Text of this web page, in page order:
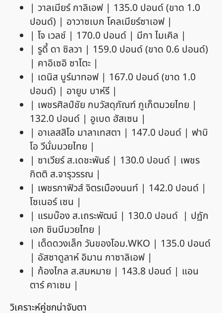
| วาลเมียร์ กาลิเอฟ | 135.0 ปอนด์ (ขาด 1.0
ปอนด์) | อาวาซเบก โคลเมียร์ซาเอฟ |
| โจ เวลช์ | 170.0 ปอนด์ | มีกา ไมเคิล |
| รูดี้ ดา ซิลวา | 159.0 ปอนด์ (ขาด 0.6 ปอนด์)
| คาอิเซอิ ซาโตะ |
| เดนิส บูร์มาทอฟ | 167.0 ปอนด์ (ขาด 1.0
ปอนด์) | อายูบ บาห์รี |
| เพชรศิลป์ชัย กบวัสดุภัณฑ์ ภูเก็ตมวยไทย |
132.0 ปอนด์ | อูเบด ฮัสเซน |
| อาเลสสิโอ มาลาเทสตา | 147.0 ปอนด์ | ฟาบิ
โอ วีนั่มมวยไทย |
| ซาเวียร์ ส.เดชะพันธ์ | 130.0 ปอนด์ | เพชร
กิตติ ส.จารุวรรณ |
| เพชรกาฟิวส์ จิตรเมืองนนท์ | 142.0 ปอนด์ |
โซเนอร์ เซน |
| แรมบ๊อง ส.เถระพัฒน์ | 130.0 ปอนด์ | ปฏัก
เอก ซินบีมวยไทย |
| เด็ดดวงเล็ก วันของโอม.WKO | 135.0 ปอนด์
| อัสซาดูลาห์ อิมาน กาซาลิเอฟ |
| ก้องไกล ส.สมหมาย | 143.8 ปอนด์ | แอน
ตาร์ คาเซม |
วิเคราะห์คู่ชกน่าจับตา